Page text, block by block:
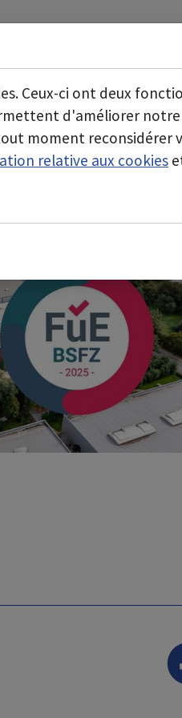
Ceux-ci ont deux
d'améliorer
moment
relative aux cookies